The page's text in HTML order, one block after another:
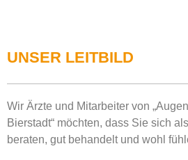
UNSER LEITBILD
Wir Ärzte und Mitarbeiter von
Bierstadt“ möchten, dass Sie sich
beraten, gut behandelt und wohl